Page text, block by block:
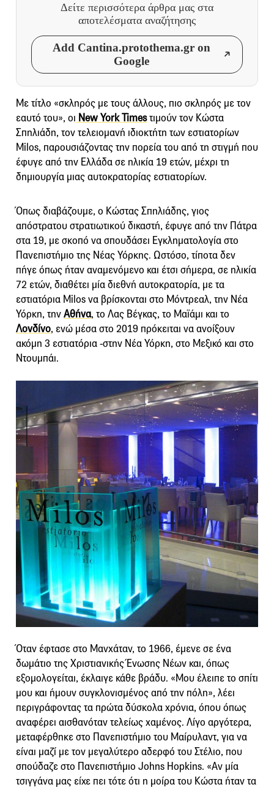
Δείτε περισσότερα άρθρα μας στα
αποτελέσματα αναζήτησης
Add Cantina.protothema.gr on
Google
Με τίτλο «σκληρός με τους άλλους, πιο σκληρός με τον
εαυτό του», οι New York Timesτιμούν τον Κώστα
Σπηλιάδη, τον τελειομανή ιδιοκτήτη των εστιατορίων
Milos, παρουσιάζοντας την πορεία του από τη στιγμή που
έφυγε από την Ελλάδα σε ηλικία 19 ετών, μέχρι τη
δημιουργία μιας αυτοκρατορίας εστιατορίων.
Όπως διαβάζουμε, ο Κώστας Σπηλιάδης, γιος
απόστρατου στρατιωτικού δικαστή, έφυγε από την Πάτρα
στα 19, με σκοπό να σπουδάσει Εγκληματολογία στο
Πανεπιστήμιο της Νέας Υόρκης. Ωστόσο, τίποτα δεν
πήγε όπως ήταν αναμενόμενο και έτσι σήμερα, σε ηλικία
72 ετών, διαθέτει μία διεθνή αυτοκρατορία, με τα
εστιατόρια Milos να βρίσκονται στο Μόντρεαλ, την Νέα
Υόρκη, τηνΑθήνα, το Λας Βέγκας, το Μαϊάμι και το
Λονδίνο, ενώ μέσα στο 2019 πρόκειται να ανοίξουν
ακόμη 3 εστιατόρια -στην Νέα Υόρκη, στο Μεξικό και στο
Ντουμπάι.
Όταν έφτασε στο Μανχάταν, το 1966, έμενε σε ένα
δωμάτιο της Χριστιανικής Ένωσης Νέων και, όπως
εξομολογείται, έκλαιγε κάθε βράδυ. «Μου έλειπε το σπίτι
μου και ήμουν συγκλονισμένος από την πόλη», λέει
περιγράφοντας τα πρώτα δύσκολα χρόνια, όπου όπως
αναφέρει αισθανόταν τελείως χαμένος. Λίγο αργότερα,
μεταφέρθηκε στο Πανεπιστήμιο του Μαίρυλαντ, για να
είναι μαζί με τον μεγαλύτερο αδερφό του Στέλιο, που
σπούδαζε στο Πανεπιστήμιο Johns Hopkins. «Αν μία
τσιγγάνα μας είχε πει τότε ότι η μοίρα του Κώστα ήταν τα